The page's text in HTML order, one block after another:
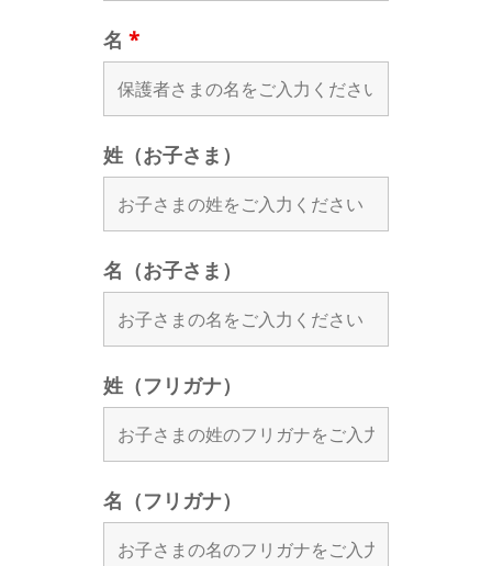
名 *
姓（お子さま）
名（お子さま）
姓（フリガナ）
名（フリガナ）